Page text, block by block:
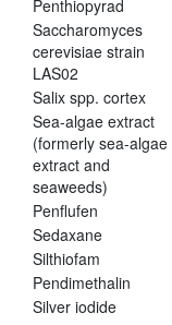
Penthiopyrad
Saccharomyces
cerevisiae strain
LAS02
Salix spp. cortex
Sea-algae extract
(formerly sea-algae
extract and
seaweeds)
Penflufen
Sedaxane
Silthiofam
Pendimethalin
Silver iodide